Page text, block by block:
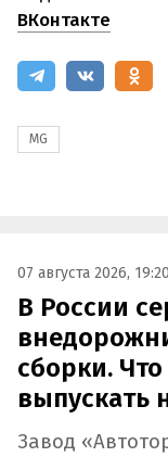
ВКонтакте
MG
07 августа 2026, 19:20
В России
сборки.
выпускать
Завод